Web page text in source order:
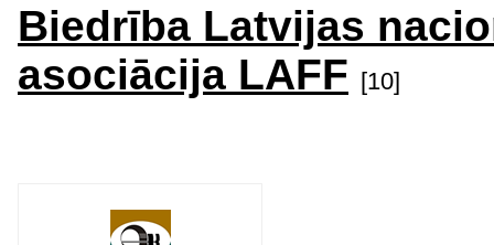
Biedrība Latvijas
asociācija LAFF [10]